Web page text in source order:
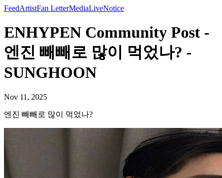
FeedArtistFan LetterMediaLiveNotice
ENHYPEN Community Post -
엔진 빼빼로 많이 먹었나? -
SUNGHOON
Nov 11, 2025
엔진 빼빼로 많이 먹었나?